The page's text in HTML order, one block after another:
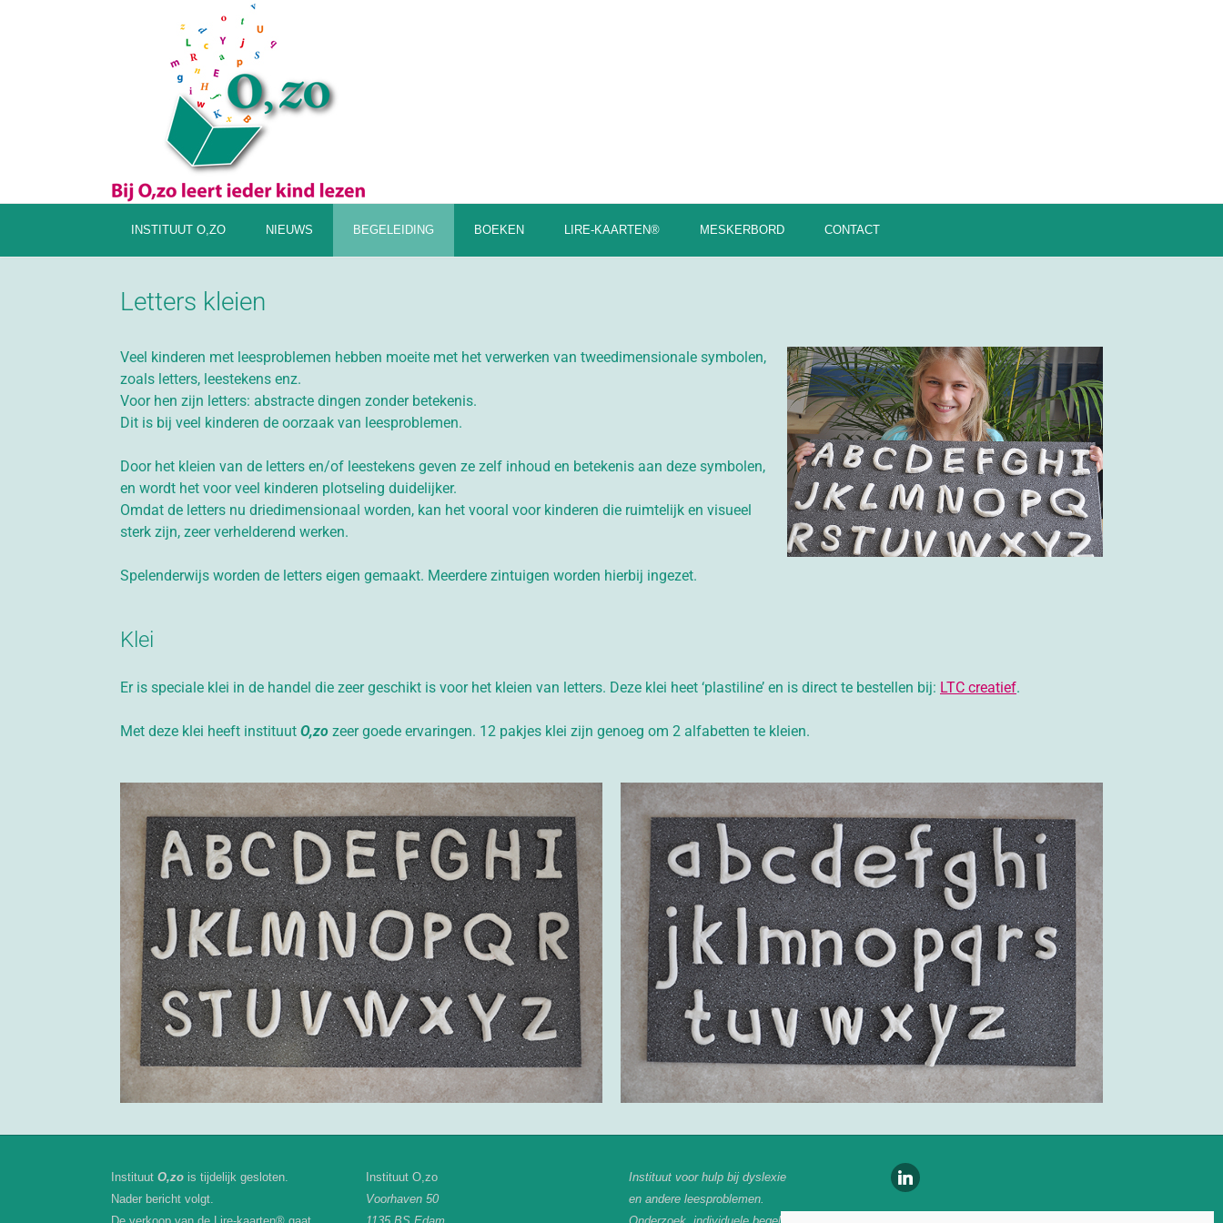
INSTITUUT O,ZO NIEUWS BEGELEIDING BOEKEN LIRE-KAARTEN® MESKERBORD CONTACT
Letters kleien
Veel kinderen met leesproblemen hebben moeite met het verwerken van tweedimensionale symbolen,
zoals letters, leestekens enz.
Voor hen zijn letters: abstracte dingen zonder betekenis.
Dit is bij veel kinderen de oorzaak van leesproblemen.
Door het kleien van de letters en/of leestekens geven ze zelf inhoud en betekenis aan deze symbolen,
en wordt het voor veel kinderen plotseling duidelijker.
Omdat de letters nu driedimensionaal worden, kan het vooral voor kinderen die ruimtelijk en visueel
sterk zijn, zeer verhelderend werken.
Spelenderwijs worden de letters eigen gemaakt. Meerdere zintuigen worden hierbij ingezet.
Klei
Er is speciale klei in de handel die zeer geschikt is voor het kleien van letters. Deze klei heet ‘plastiline’ en is direct te bestellen bij: LTC creatief.
Met deze klei heeft instituut O,zo zeer goede ervaringen. 12 pakjes klei zijn genoeg om 2 alfabetten te kleien.
Instituut O,zo is tijdelijk gesloten.
Nader bericht volgt.
Instituut O,zo
Voorhaven 50
Instituut voor hulp bij dyslexie
en andere leesproblemen.